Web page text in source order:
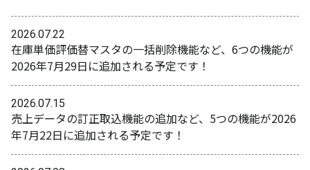
2026.07.22
在庫単価評価替マスタの一括削除機能など、6つの機能が
2026年7月29日に追加される予定です！
2026.07.15
売上データの訂正取込機能の追加など、5つの機能が2026
年7月22日に追加される予定です！